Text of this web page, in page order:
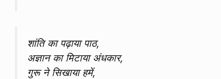
शांति का पढ़ाया पाठ,
अज्ञान का मिटाया अंधकार,
गुरू ने सिखाया हमें,